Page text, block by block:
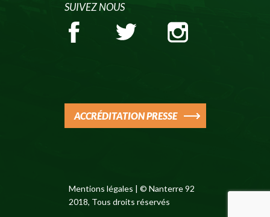
SUIVEZ NOUS
ACCRÉDITATION PRESSE
Mentions légales | © Nanterre 92
2018, Tous droits réservés